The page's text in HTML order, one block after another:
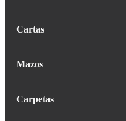
Cartas
Mazos
Carpetas